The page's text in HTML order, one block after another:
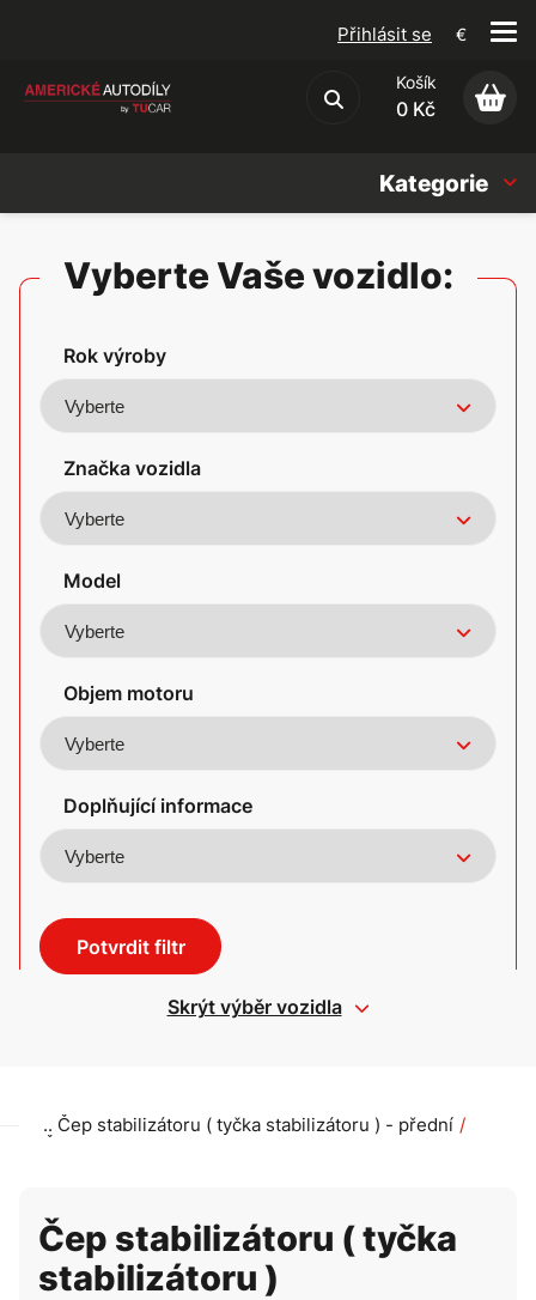
Obchodní podmínky
Přihlásit se €
Košík
0 Kč
Kategorie
Americké vozy
Vyberte Vaše vozidlo:
Rok výroby
Značka vozidla
Model
Objem motoru
Doplňující informace
Potvrdit filtr
Skrýt výběr vozidla
Čep stabilizátoru ( tyčka stabilizátoru ) - přední
Čep stabilizátoru ( tyčka stabilizátoru ) -
Čep stabilizátoru ( tyčka
stabilizátoru )